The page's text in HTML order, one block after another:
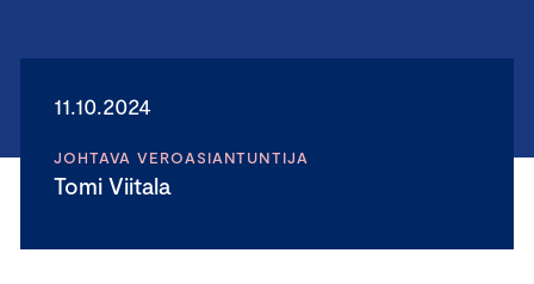
11.10.2024
JOHTAVA VEROASIANTUNTIJA
Tomi Viitala